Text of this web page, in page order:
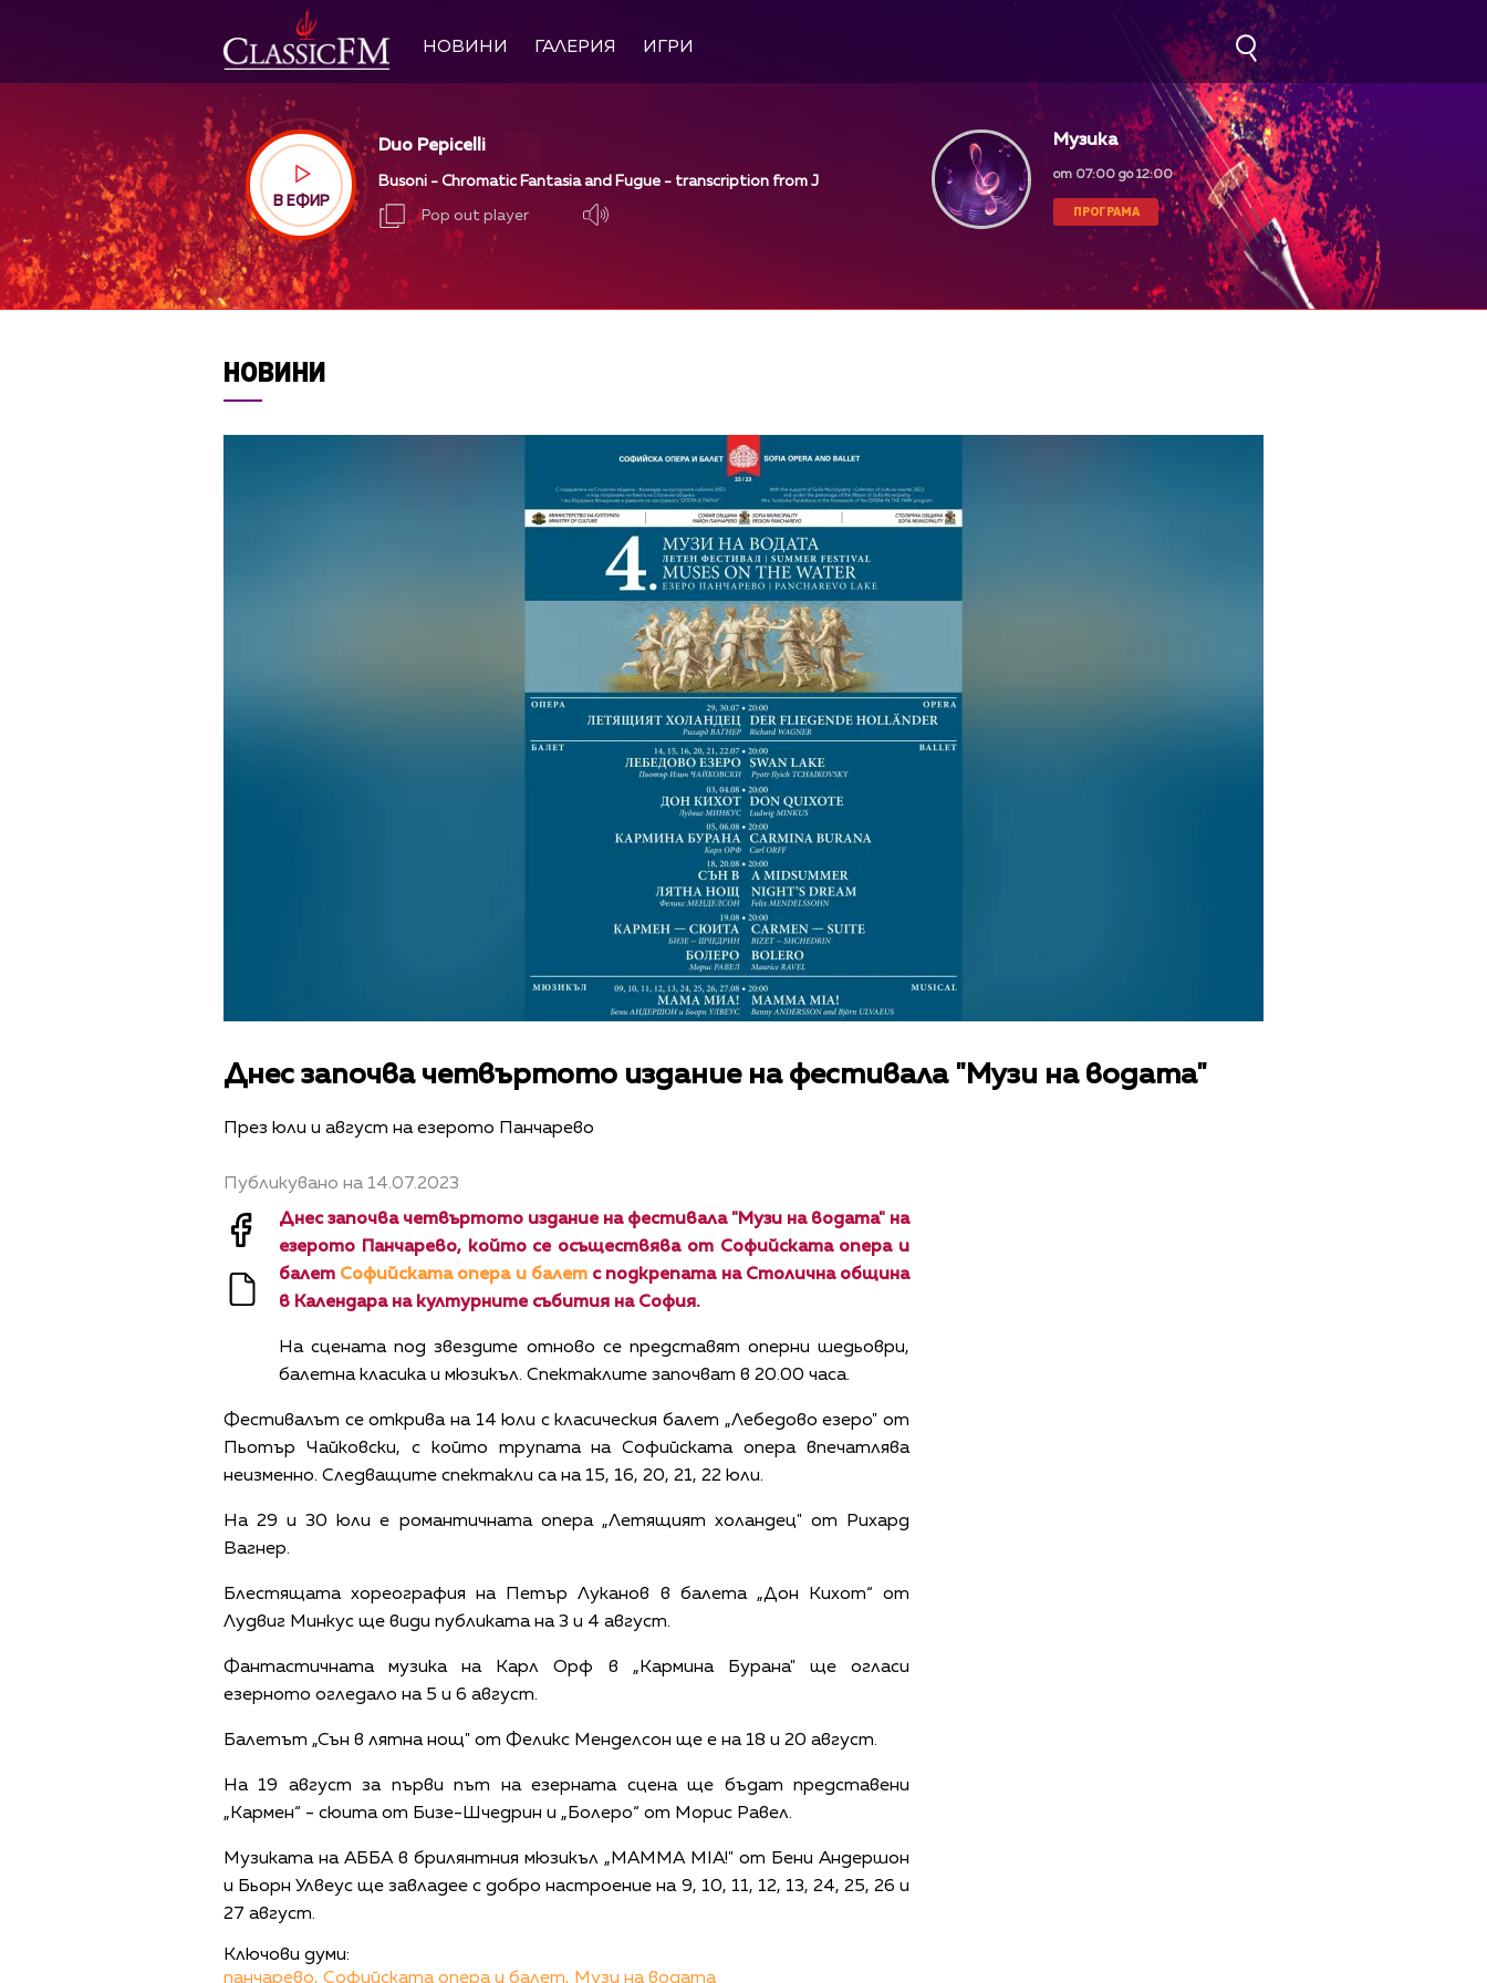
НОВИНИ ГАЛЕРИЯ ИГРИ
В ЕФИР
Duo Pepicelli
Busoni - Chromatic Fantasia and Fugue - transcription from J
Pop out player
Музика
от 07:00 до 12:00
ПРОГРАМА
НОВИНИ
Днес започва четвъртото издание на фестивала "Музи на водата"
През юли и август на езерото Панчарево
Публикувано на 14.07.2023
Днес започва четвъртото издание на фестивала "Музи на водата" на
езерото Панчарево, който се осъществява от Софийската опера и
балет Софийската опера и балет с подкрепата на Столична община
в Календара на културните събития на София.
На сцената под звездите отново се представят оперни шедьоври,
балетна класика и мюзикъл. Спектаклите започват в 20.00 часа.
Фестивалът се открива на 14 юли с класическия балет „Лебедово езеро" от
Пьотър Чайковски, с който трупата на Софийската опера впечатлява
неизменно. Следващите спектакли са на 15, 16, 20, 21, 22 юли.
На 29 и 30 юли е романтичната опера „Летящият холандец" от Рихард
Вагнер.
Блестящата хореография на Петър Луканов в балета „Дон Кихот“ от
Лудвиг Минкус ще види публиката на 3 и 4 август.
Фантастичната музика на Карл Орф в „Кармина Бурана" ще огласи
езерното огледало на 5 и 6 август.
Балетът „Сън в лятна нощ" от Феликс Менделсон ще е на 18 и 20 август.
На 19 август за първи път на езерната сцена ще бъдат представени
„Кармен“ - сюита от Бизе-Шчедрин и „Болеро“ от Морис Равел.
Музиката на АББА в брилянтния мюзикъл „MAMMA MIA!" от Бени Андершон
и Бьорн Улвеус ще завладее с добро настроение на 9, 10, 11, 12, 13, 24, 25, 26 и
27 август.
Ключови думи:
панчарево, Софийската опера и балет, Музи на водата